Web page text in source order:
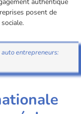
authentique
posent de
entrepreneurs: